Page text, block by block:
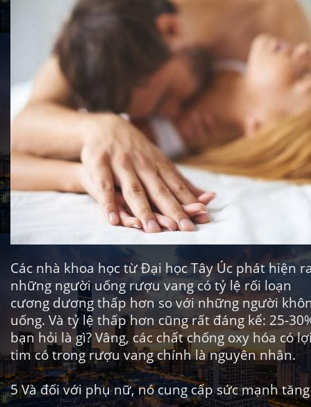
Các nhà khoa học từĐại học Tây Úc phát hiện
những người uống rượu vang có tỷ lệrối loạn
cương dương thấp hơn so với những người
uống. Và tỷ lệ thấp hơn cũng rất đáng kể: 25-
bạn hỏi là gì? Vâng, các chất chống oxy hóa có
tim có trong rượu vang chính là nguyên nhân.
5Và đối với phụ nữ, nó cung cấp sức mạnh